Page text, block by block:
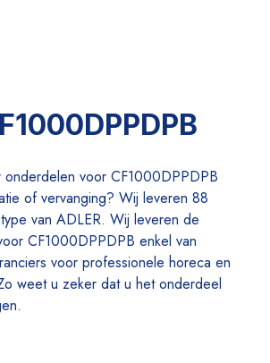
voor CF1000DPPDPB
of vervanging? Wij leveren 88
van ADLER. Wij leveren de
CF1000DPPDPB enkel van
voor professionele horeca en
weet u zeker dat u het onderdeel